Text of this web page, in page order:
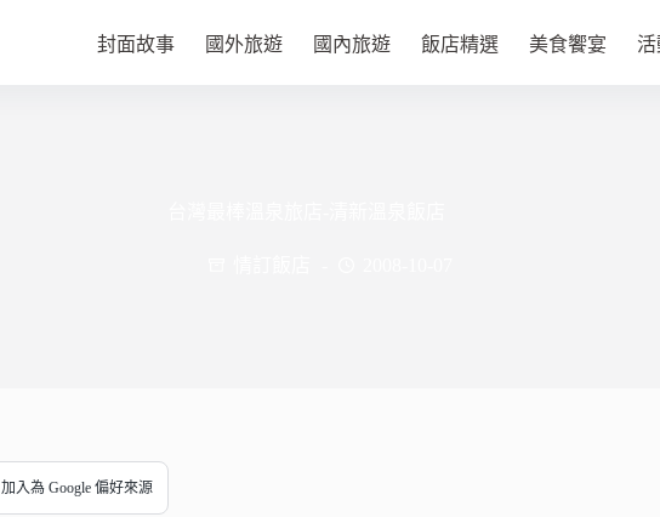
封面故事 國外旅遊 國內旅遊 飯店精選 美食饗宴
加入為 Google 偏好來源